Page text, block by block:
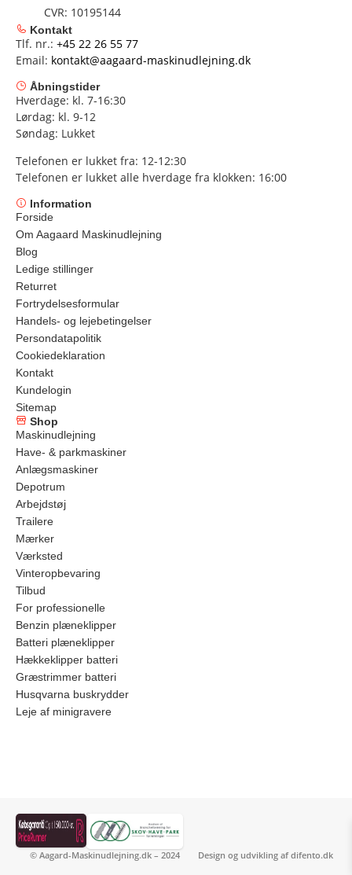
CVR: 10195144
Kontakt
Tlf. nr.: +45 22 26 55 77
Email: kontakt@aagaard-maskinudlejning.dk
Åbningstider
Hverdage: kl. 7-16:30
Lørdag: kl. 9-12
Søndag: Lukket
Telefonen er lukket fra: 12-12:30
Telefonen er lukket alle hverdage fra klokken: 16:00
Information
Forside
Om Aagaard Maskinudlejning
Blog
Ledige stillinger
Returret
Fortrydelsesformular
Handels- og lejebetingelser
Persondatapolitik
Cookiedeklaration
Kontakt
Kundelogin
Sitemap
Shop
Maskinudlejning
Have- & parkmaskiner
Anlægsmaskiner
Depotrum
Arbejdstøj
Trailere
Mærker
Værksted
Vinteropbevaring
Tilbud
For professionelle
Benzin plæneklipper
Batteri plæneklipper
Hækkeklipper batteri
Græstrimmer batteri
Husqvarna buskrydder
Leje af minigravere
© Aagard-Maskinudlejning.dk – 2024 Design og udvikling afdifento.dk